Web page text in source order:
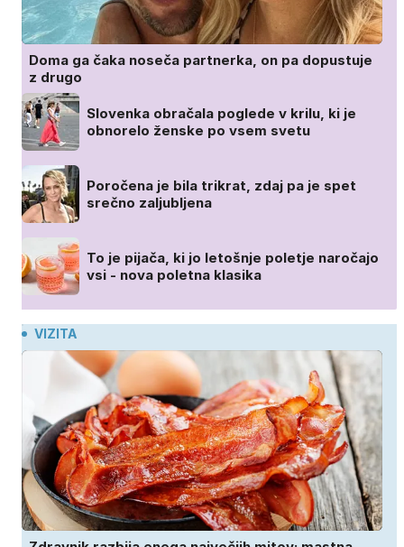
Doma ga čaka noseča partnerka, on pa dopustuje
z drugo
Slovenka obračala poglede v krilu, ki je
obnorelo ženske po vsem svetu
Poročena je bila trikrat, zdaj pa je spet
srečno zaljubljena
To je pijača, ki jo letošnje poletje naročajo
vsi - nova poletna klasika
VIZITA